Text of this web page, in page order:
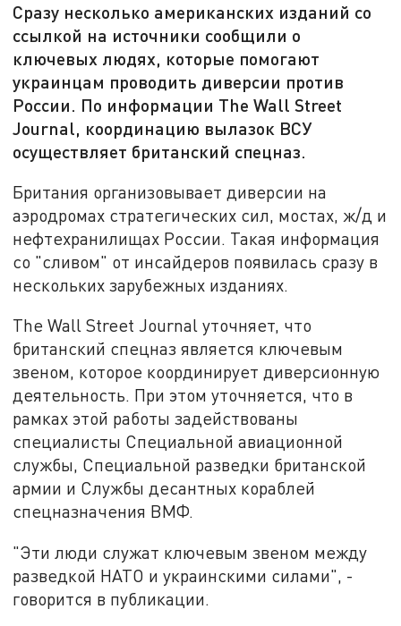
Сразу несколько американских изданий со
ссылкой на источники сообщили о
ключевых людях, которые помогают
украинцам проводить диверсии против
России. По информации The Wall Street
Journal, координацию вылазок ВСУ
осуществляет британский спецназ.
Британия организовывает диверсии на
аэродромах стратегических сил, мостах, ж/д и
нефтехранилищах России. Такая информация
со "сливом" от инсайдеров появилась сразу в
нескольких зарубежных изданиях.
The Wall Street Journal уточняет, что
британский спецназ является ключевым
звеном, которое координирует диверсионную
деятельность. При этом уточняется, что в
рамках этой работы задействованы
специалисты Специальной авиационной
службы, Специальной разведки британской
армии и Службы десантных кораблей
спецназначения ВМФ.
"Эти люди служат ключевым звеном между
разведкой НАТО и украинскими силами", -
говорится в публикации.